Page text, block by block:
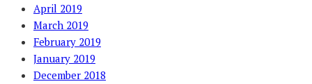
April 2019
March 2019
February 2019
January 2019
December 2018